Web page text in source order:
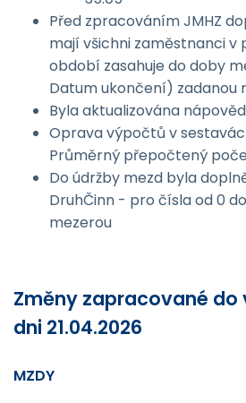
Před zpracováním JMHZ
mají všichni zaměstnanci v
období zasahuje do doby
Datum ukončení) zadanou
Byla aktualizována
Oprava výpočtů v
Průměrný přepočtený
Do údržby mezd byla
DruhČinn - pro čísla od 0
mezerou
Změny zapracované do
dni 21.04.2026
MZDY